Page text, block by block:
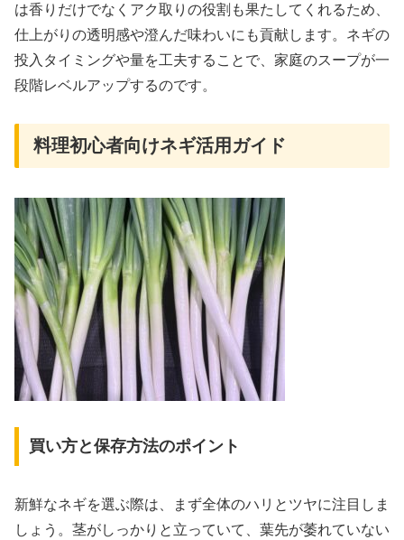
は香りだけでなくアク取りの役割も果たしてくれるため、
仕上がりの透明感や澄んだ味わいにも貢献します。ネギの
投入タイミングや量を工夫することで、家庭のスープが一
段階レベルアップするのです。
料理初心者向けネギ活用ガイド
買い方と保存方法のポイント
新鮮なネギを選ぶ際は、まず全体のハリとツヤに注目しま
しょう。茎がしっかりと立っていて、葉先が萎れていない